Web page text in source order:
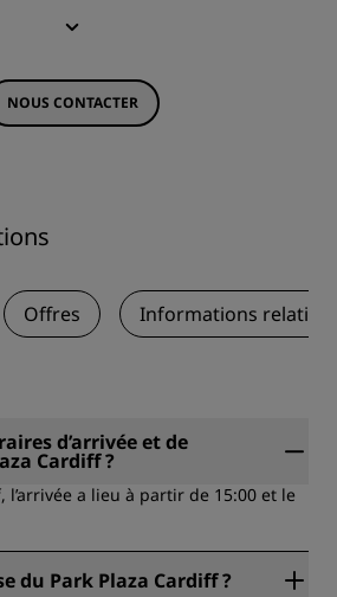
NOUS CONTACTER
Offres Informations
d’arrivée et de
Cardiff ?
l’arrivée a lieu à partir de 15:00 et le
du Park Plaza Cardiff ?